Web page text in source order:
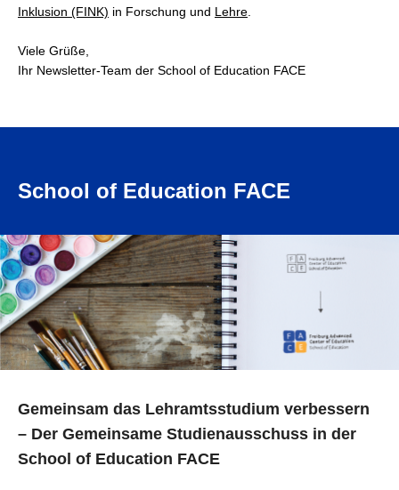
Inklusion (FINK) in Forschung und Lehre
Viele Grüße,
Ihr Newsletter-Team der School of Education FACE
School of Education FACE
Gemeinsam das Lehramtsstudium verbessern
– Der Gemeinsame Studienausschuss in der
School of Education FACE